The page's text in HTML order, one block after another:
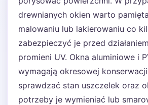
drewnianych okien warto
malowaniu lub lakierowaniu co
zabezpieczyć je przed
promieni UV. Okna aluminiowe i
wymagają okresowej
sprawdzać stan uszczelek oraz
potrzeby je wymieniać lub